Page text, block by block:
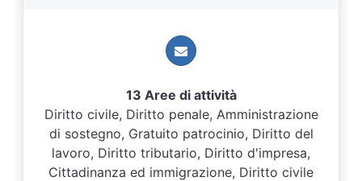
13 Aree di attività
Diritto civile, Diritto penale, Amministrazione
di sostegno, Gratuito patrocinio, Diritto del
lavoro, Diritto tributario, Diritto d'impresa,
Cittadinanza ed immigrazione, Diritto civile